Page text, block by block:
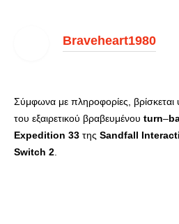
Braveheart1980
Σύμφωνα με πληροφορίες,
του εξαιρετικού βραβευμένου turn–
Expedition 33 της Sandfall
Switch 2